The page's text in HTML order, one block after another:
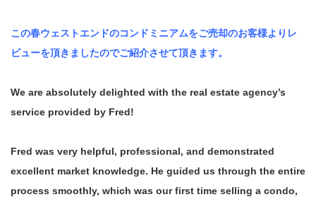
この春ウェストエンドのコンドミニアムをご売却のお客様よりレ
ビューを頂きましたのでご紹介させて頂きます。
We are absolutely delighted with the real estate agency’s
service provided by Fred!
Fred was very helpful, professional, and demonstrated
excellent market knowledge. He guided us through the entire
process smoothly, which was our first time selling a condo,